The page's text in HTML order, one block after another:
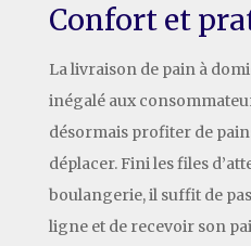
Confort et
La livraison de pain à
inégalé aux
désormais profiter de
déplacer. Fini les files
boulangerie, il suffit de
ligne et de recevoir son